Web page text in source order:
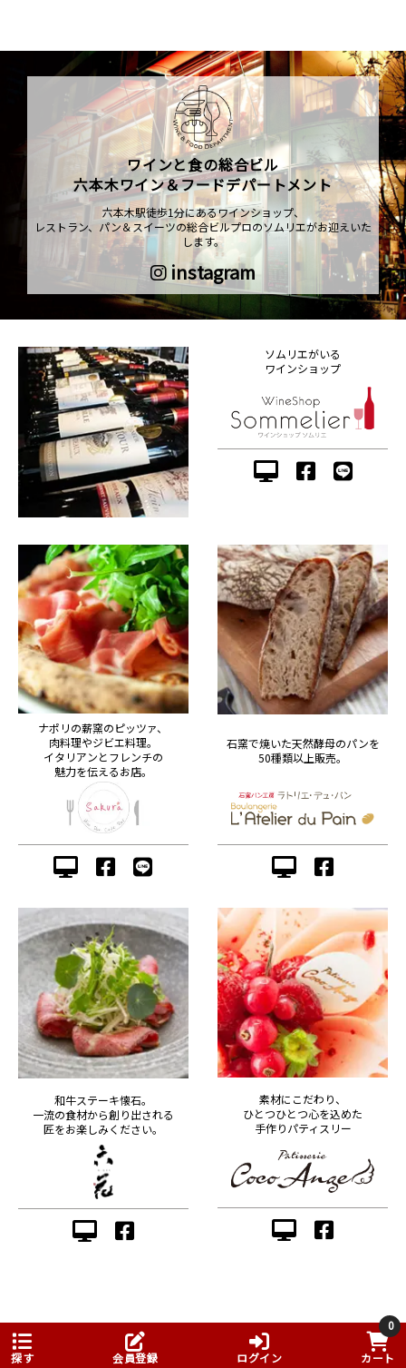
探す 会員登録 ログイン
0
カート
ワインと食の総合ビル
六本木ワイン＆フードデパートメント
六本木駅徒歩1分にあるワインショップ、
レストラン、パン＆スイーツの総合ビルプロのソムリエがお迎えいた
します。
instagram
ソムリエがいる
ワインショップ
ナポリの薪窯のピッツァ、
肉料理やジビエ料理。
イタリアンとフレンチの
魅力を伝えるお店。
石窯で焼いた天然酵母のパンを
50種類以上販売。
和牛ステーキ懐石。
一流の食材から創り出される
匠をお楽しみください。
素材にこだわり、
ひとつひとつ心を込めた
手作りパティスリー